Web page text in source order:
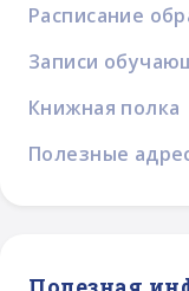
Расписание
Записи
Книжная полка
Полезные